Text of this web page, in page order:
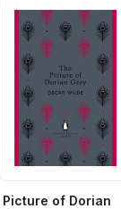
Picture of Dorian